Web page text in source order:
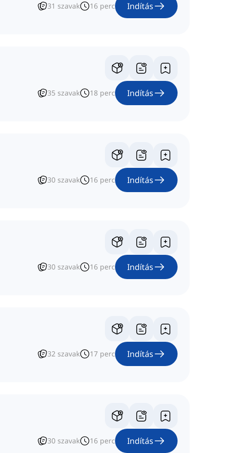
31 szavak 16 perc Indítás
35 szavak 18 perc Indítás
30 szavak 16 perc Indítás
30 szavak 16 perc Indítás
32 szavak 17 perc Indítás
30 szavak 16 perc Indítás